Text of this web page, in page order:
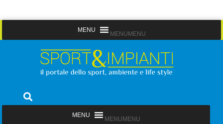
to
MENU MENU
Sport&Impianti
MENU MENU